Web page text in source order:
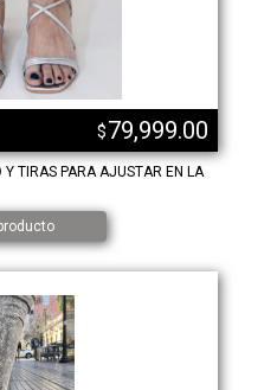
$79,999.00
TIRAS PARA AJUSTAR EN LA